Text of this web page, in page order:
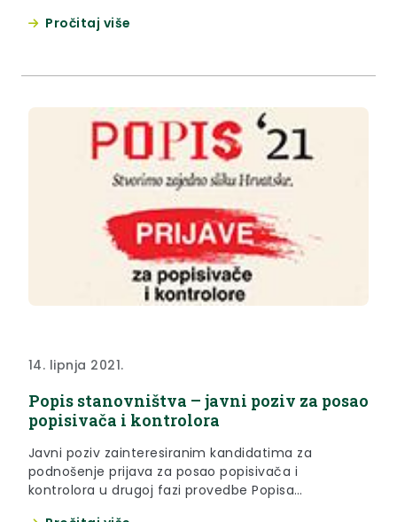
Pročitaj više
14. lipnja 2021.
Popis stanovništva – javni poziv za posao
popisivača i kontrolora
Javni poziv zainteresiranim kandidatima za
podnošenje prijava za posao popisivača i
kontrolora u drugoj fazi provedbe Popisa